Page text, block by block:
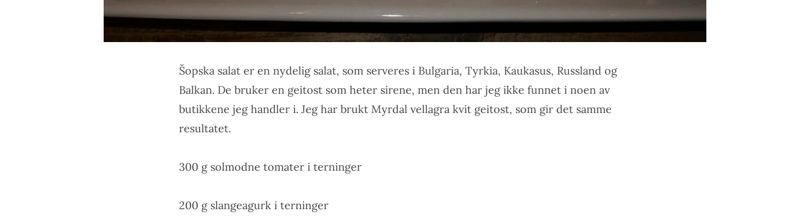
Šopska salat er en nydelig salat, som serveres i Bulgaria, Tyrkia, Kaukasus, Russland og
Balkan. De bruker en geitost som heter sirene, men den har jeg ikke funnet i noen av
butikkene jeg handler i. Jeg har brukt Myrdal vellagra kvit geitost, som gir det samme
resultatet.
300 g solmodne tomater i terninger
200 g slangeagurk i terninger